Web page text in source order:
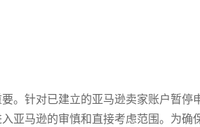
。针对已建立的亚马逊卖家账户暂
亚马逊的审慎和直接考虑范围。为